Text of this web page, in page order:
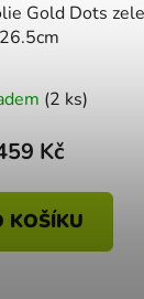
Gold Dots
26.5cm
(2 ks)
Kč
KOŠÍKU